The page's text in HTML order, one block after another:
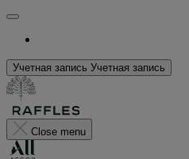
Учетная запись Учетная запись
Close menu